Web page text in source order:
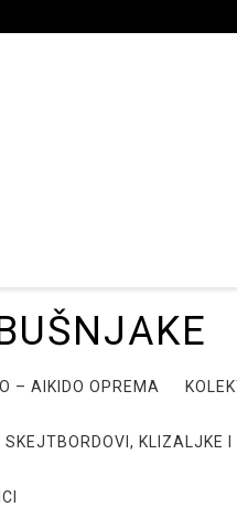
– AIKIDO OPREMA
SKEJTBORDOVI, KLIZALJKE I